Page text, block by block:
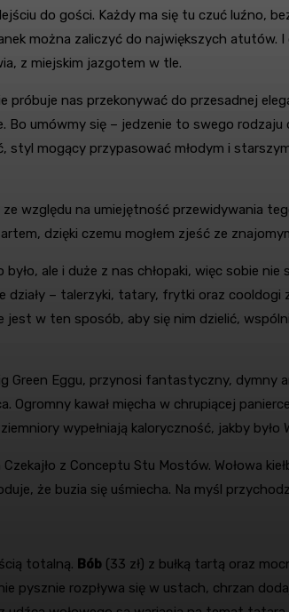
do gości. Każdy ma się tu czuć luźno,
można zaliczyć do największych atutów.
z miejskim jazgotem w tle.
nas przekonywać do przesadnej
umówmy się – jedzenie to swego
styl mogący przypasować młodym i
względu na umiejętność przewidywania
dzięki czemu mogłem zjeść ze
ale i duże z nas chłopaki, więc sobie
– talerzyki, tatary, frytki oraz
w ten sposób, aby się nim dzielić,
Green Eggu, przynosi fantastyczny, dymny
kawał mięcha w chrupiącej
wypełniają kaloryczność, jakby było
Czekajło z Conceptu Stu Mostów. Wołowa
że buzia się uśmiecha. Na myśl
totalną. Bób (33 zł) z bułką tartą oraz
pysznie rozpływa się w ustach, chrzan